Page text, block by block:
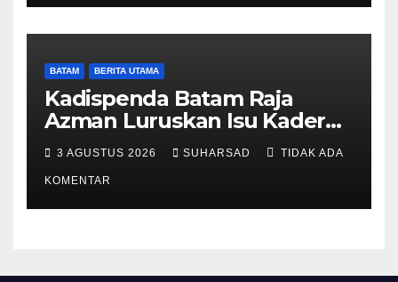
BATAM BERITA UTAMA
Kadispenda Batam Raja
Azman Luruskan Isu Kader
Pajak RT/RW: Bukan Petugas
Pajak Permanen, Hanya
Pendataan untuk Digitalisasi
hingga 2030
3 AGUSTUS 2026 SUHARSAD TIDAK ADA
KOMENTAR